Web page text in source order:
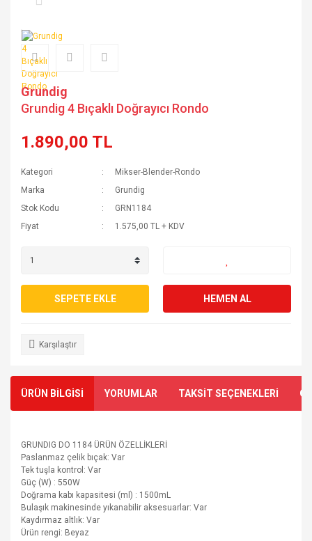
Grundig
Grundig 4 Bıçaklı Doğrayıcı Rondo
1.890,00 TL
Kategori
Mikser-Blender-Rondo
Marka
Grundig
Stok Kodu
GRN1184
Fiyat
1.575,00 TL + KDV
SEPETE EKLE HEMEN AL
Karşılaştır
ÜRÜN BİLGİSİ YORUMLAR TAKSİT SEÇENEKLERİ
GRUNDIG DO 1184 ÜRÜN ÖZELLİKLERİ
Paslanmaz çelik bıçak: Var
Tek tuşla kontrol: Var
Güç (W) : 550W
Doğrama kabı kapasitesi (ml) : 1500mL
Bulaşık makinesinde yıkanabilir aksesuarlar: Var
Kaydırmaz altlık: Var
Ürün rengi: Beyaz